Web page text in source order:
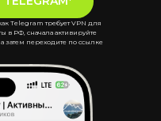
Telegram требует VPN для
в РФ, сначала активируйте
затем переходите по ссылке